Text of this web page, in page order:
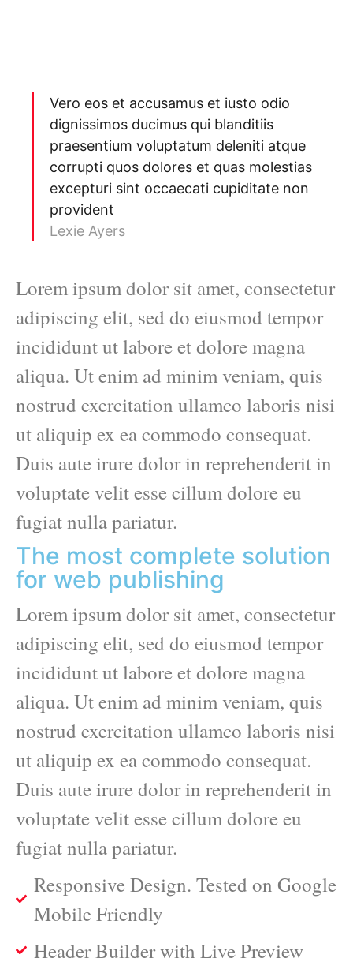
Vero eos et accusamus et iusto odio
dignissimos ducimus qui blanditiis
praesentium voluptatum deleniti atque
corrupti quos dolores et quas molestias
excepturi sint occaecati cupiditate non
provident
Lexie Ayers
Lorem ipsum dolor sit amet, consectetur
adipiscing elit, sed do eiusmod tempor
incididunt ut labore et dolore magna
aliqua. Ut enim ad minim veniam, quis
nostrud exercitation ullamco laboris nisi
ut aliquip ex ea commodo consequat.
Duis aute irure dolor in reprehenderit in
voluptate velit esse cillum dolore eu
fugiat nulla pariatur.
The most complete solution
for web publishing
Lorem ipsum dolor sit amet, consectetur
adipiscing elit, sed do eiusmod tempor
incididunt ut labore et dolore magna
aliqua. Ut enim ad minim veniam, quis
nostrud exercitation ullamco laboris nisi
ut aliquip ex ea commodo consequat.
Duis aute irure dolor in reprehenderit in
voluptate velit esse cillum dolore eu
fugiat nulla pariatur.
Responsive Design. Tested on Google
Mobile Friendly
Header Builder with Live Preview